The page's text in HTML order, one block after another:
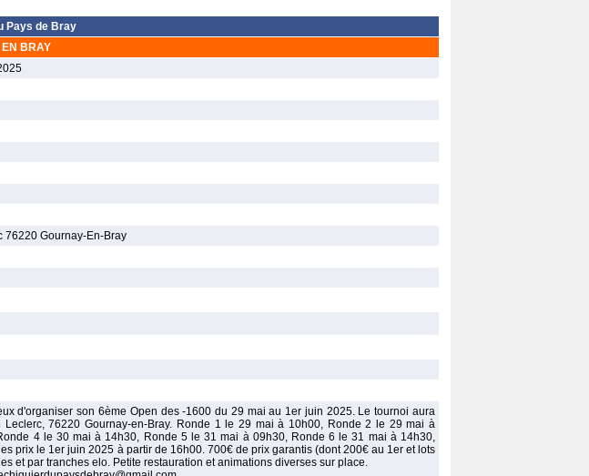
Pays de Bray
BRAY
76220 Gournay-En-Bray
d'organiser son 6ème Open des -1600 du 29 mai au 1er juin 2025. Le tournoi aura
Leclerc, 76220 Gournay-en-Bray. Ronde 1 le 29 mai à 10h00, Ronde 2 le 29 mai à
4 le 30 mai à 14h30, Ronde 5 le 31 mai à 09h30, Ronde 6 le 31 mai à 14h30,
prix le 1er juin 2025 à partir de 16h00. 700€ de prix garantis (dont 200€ au 1er et lots
et par tranches elo. Petite restauration et animations diverses sur place.